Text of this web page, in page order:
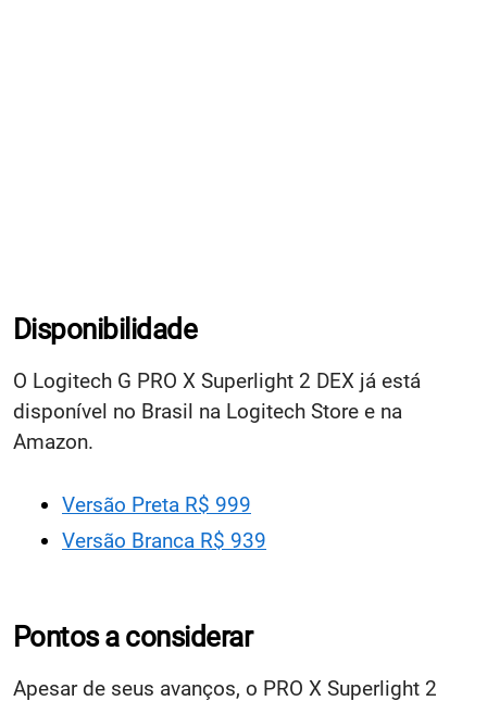
Disponibilidade
O Logitech G PRO X Superlight 2 DEX já está
disponível no Brasil na Logitech Store e na
Amazon.
Versão Preta R$ 999
Versão Branca R$ 939
Pontos a considerar
Apesar de seus avanços, o PRO X Superlight 2